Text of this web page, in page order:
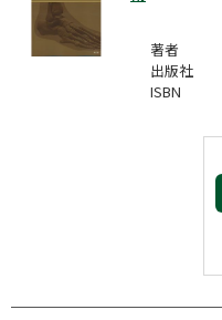
著者
出版社
ISBN